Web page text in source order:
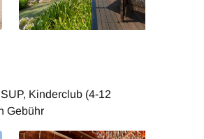
Kinderclub (4-12
Gebühr